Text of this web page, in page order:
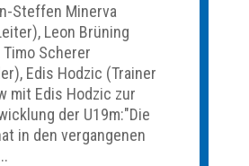
Steffen Minerva
Leon Brüning
Timo Scherer
Edis Hodzic (Trainer
mit Edis Hodzic zur
der U19m:"Die
in den vergangenen